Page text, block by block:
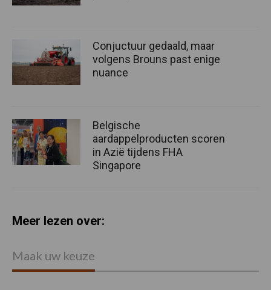
Conjuctuur gedaald, maar
volgens Brouns past enige
nuance
Belgische
aardappelproducten scoren
in Azië tijdens FHA
Singapore
Meer lezen over:
Maak uw keuze